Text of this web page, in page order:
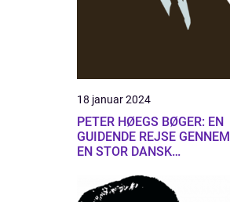
18 januar 2024
PETER HØEGS BØGER: EN
GUIDENDE REJSE GENNEM
EN STOR DANSK
UNIVERS